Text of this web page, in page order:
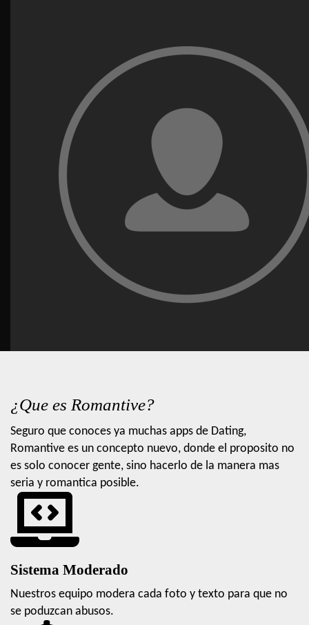
¿Que es Romantive?
Seguro que conoces ya muchas apps de Dating,
Romantive es un concepto nuevo, donde el proposito no
es solo conocer gente, sino hacerlo de la manera mas
seria y romantica posible.
Sistema Moderado
Nuestros equipo modera cada foto y texto para que no
se poduzcan abusos.